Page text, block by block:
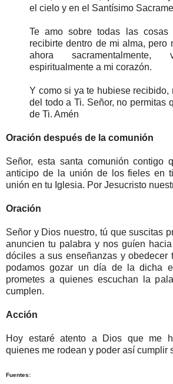
el cielo y en el Santísimo
Te amo sobre todas las cosas
recibirte dentro de mi alma, pero
ahora
espiritualmente a mi corazón.
Y como si ya te hubiese recibido,
del todo a Ti. Señor, no permitas
de Ti. Amén
Oración después de la comunión
Señor, esta santa comunión contigo
anticipo de la unión de los fieles en
unión en tu Iglesia. Por Jesucristo
Oración
Señor y Dios nuestro, tú que suscitas
anuncien tu palabra y nos guíen
dóciles a sus enseñanzas y obedecer
podamos gozar un día de la dicha
prometes a quienes escuchan la
cumplen.
Acción
Hoy estaré atento a Dios que me
quienes me rodean y poder así cumplir
Fuentes: